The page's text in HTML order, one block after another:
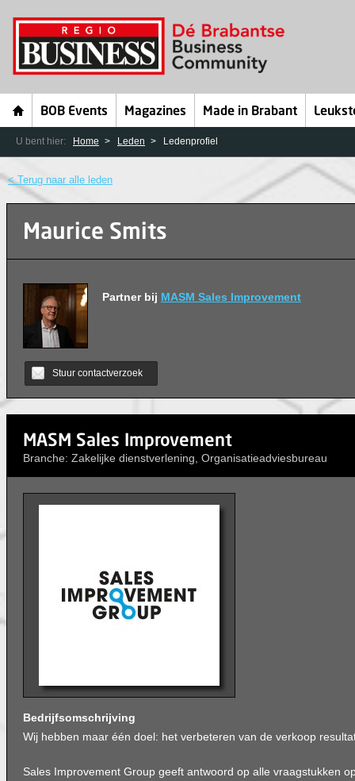
BOB Events Magazines Made in Brabant
U bent hier: Home Leden Ledenprofiel
< Terug naar alle leden
Maurice Smits
Partner bij MASM Sales Improvement
Stuur contactverzoek
MASM Sales Improvement
Branche: Zakelijke dienstverlening, Organisatieadviesbureau
Bedrijfsomschrijving
Wij hebben maar één doel: het verbeteren van de verkoop
Sales Improvement Group geeft antwoord op alle vraagstukken